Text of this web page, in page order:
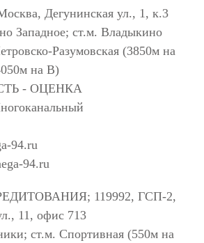
Дегунинская ул., 1, к.3
Западное; ст.м. Владыкино
Разумовская (3850м на
на В)
- ОЦЕНКА
94.ru
94.ru
119992, ГСП-2,
11, офис 713
ст.м. Спортивная (550м на